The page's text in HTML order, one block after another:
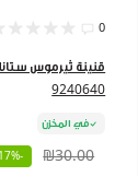
0
9240640
في المخزن
₪30.00
-17%